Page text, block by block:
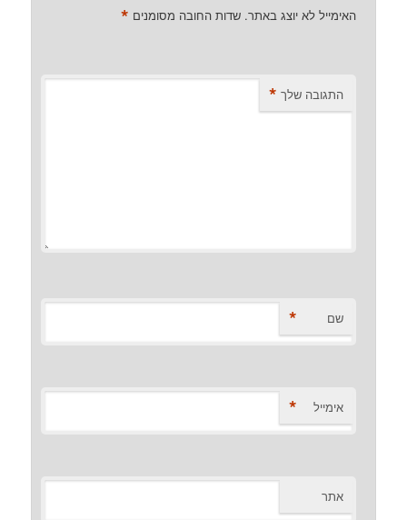
האימייל לא יוצג באתר. שדות החובה מסומנים *
התגובה שלך *
שם *
אימייל *
אתר